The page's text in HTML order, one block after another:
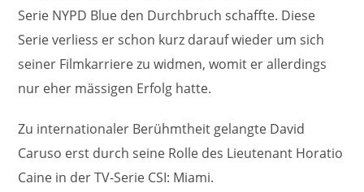
Serie NYPD Blue den Durchbruch schaffte. Diese
Serie verliess er schon kurz darauf wieder um sich
seiner Filmkarriere zu widmen, womit er allerdings
nur eher mässigen Erfolg hatte.
Zu internationaler Berühmtheit gelangte David
Caruso erst durch seine Rolle des Lieutenant Horatio
Caine in der TV-Serie CSI: Miami.